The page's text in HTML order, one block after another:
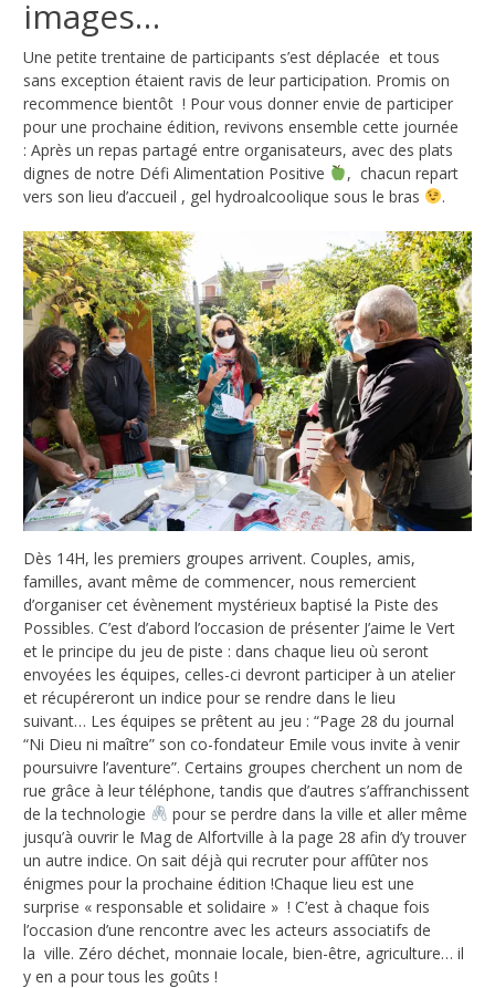
images…
Une petite trentaine de participants s’est déplacée et tous
sans exception étaient ravis de leur participation. Promis on
recommence bientôt ! Pour vous donner envie de participer
pour une prochaine édition, revivons ensemble cette journée
: Après un repas partagé entre organisateurs, avec des plats
dignes de notre Défi Alimentation Positive
, chacun repart
vers son lieu d’accueil , gel hydroalcoolique sous le bras
.
Dès 14H, les premiers groupes arrivent. Couples, amis,
familles, avant même de commencer, nous remercient
d’organiser cet évènement mystérieux baptisé la Piste des
Possibles. C’est d’abord l’occasion de présenter J’aime le Vert
et le principe du jeu de piste : dans chaque lieu où seront
envoyées les équipes, celles-ci devront participer à un atelier
et récupéreront un indice pour se rendre dans le lieu
suivant… Les équipes se prêtent au jeu : “Page 28 du journal
“Ni Dieu ni maître” son co-fondateur Emile vous invite à venir
poursuivre l’aventure”. Certains groupes cherchent un nom de
rue grâce à leur téléphone, tandis que d’autres s’affranchissent
de la technologie
pour se perdre dans la ville et aller même
jusqu’à ouvrir le Mag de Alfortville à la page 28 afin d’y trouver
un autre indice. On sait déjà qui recruter pour affûter nos
énigmes pour la prochaine édition !Chaque lieu est une
surprise « responsable et solidaire » ! C’est à chaque fois
l’occasion d’une rencontre avec les acteurs associatifs de
la ville. Zéro déchet, monnaie locale, bien-être, agriculture… il
y en a pour tous les goûts !